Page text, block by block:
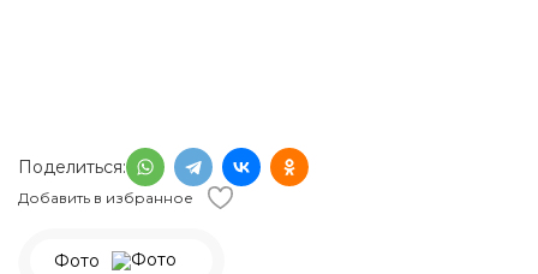
Поделиться:
Добавить в избранное
Фото